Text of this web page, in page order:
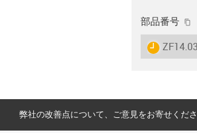
部品番号
igus-
弊社の改善点について、ご意見をお寄せくださ